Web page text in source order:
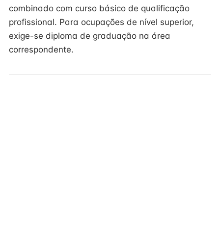
combinado com curso básico de qualificação
profissional. Para ocupações de nível superior,
exige-se diploma de graduação na área
correspondente.